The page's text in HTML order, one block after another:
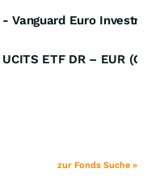
Vanguard Euro
ETF DR – EUR (C)
zur Fonds Suche »